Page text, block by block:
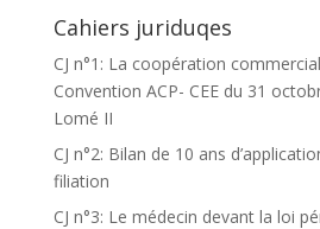
Cahiers juriduqes
CJ n°1: La coopération
Convention ACP- CEE du 31
Lomé II
CJ n°2: Bilan de 10 ans
filiation
CJ n°3: Le médecin devant la loi